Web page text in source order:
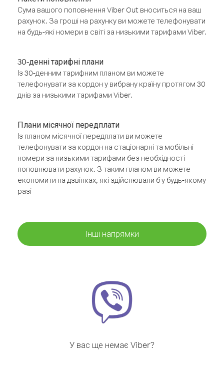
Сума вашого поповнення Viber Out вноситься на ваш
рахунок. За гроші на рахунку ви можете телефонувати
на будь-які номери в світі за низькими тарифами Viber.
30-денні тарифні плани
Із 30-денним тарифним планом ви можете
телефонувати за кордон у вибрану країну протягом 30
днів за низькими тарифами Viber.
Плани місячної передплати
Із планом місячної передплати ви можете
телефонувати за кордон на стаціонарні та мобільні
номери за низькими тарифами без необхідності
поповнювати рахунок. З таким планом ви можете
економити на дзвінках, які здійснювали б у будь-якому
разі
Інші напрямки
У вас ще немає Viber?